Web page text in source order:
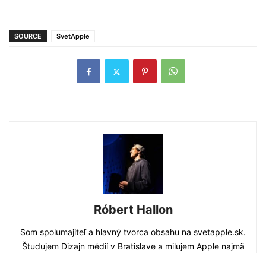
SOURCE SvetApple
Róbert Hallon
Som spolumajiteľ a hlavný tvorca obsahu na svetapple.sk.
Študujem Dizajn médií v Bratislave a milujem Apple najmä